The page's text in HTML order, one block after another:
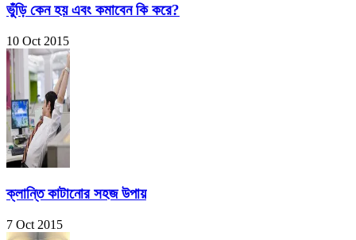
ভুঁড়ি কেন হয় এবং কমাবেন কি করে?
10 Oct 2015
ক্লান্তি কাটানোর সহজ উপায়
7 Oct 2015